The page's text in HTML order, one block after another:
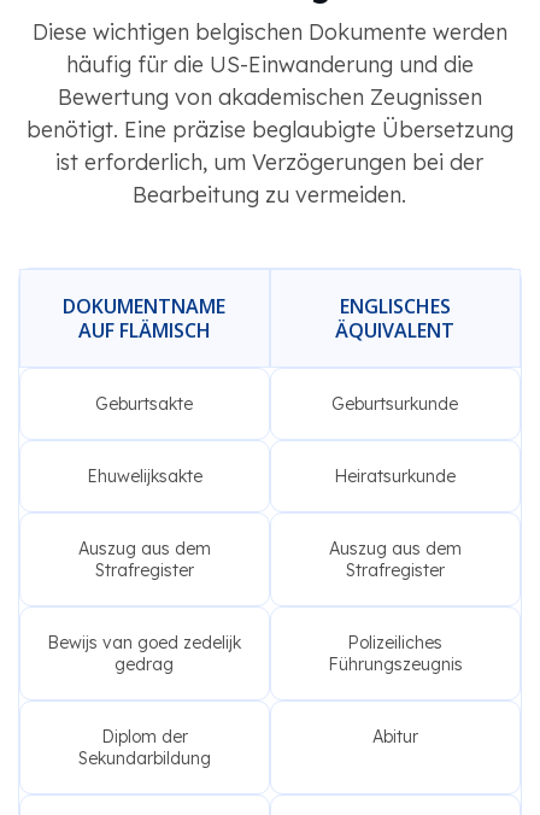
Diese wichtigen belgischen Dokumente werden
häufig für die US-Einwanderung und die
Bewertung von akademischen Zeugnissen
benötigt. Eine präzise beglaubigte Übersetzung
ist erforderlich, um Verzögerungen bei der
Bearbeitung zu vermeiden.
DOKUMENTNAME
AUF FLÄMISCH
ENGLISCHES
ÄQUIVALENT
Geburtsakte Geburtsurkunde
Ehuwelijksakte Heiratsurkunde
Auszug aus dem
Strafregister
Auszug aus dem
Strafregister
Bewijs van goed zedelijk
gedrag
Polizeiliches
Führungszeugnis
Diplom der
Sekundarbildung
Abitur